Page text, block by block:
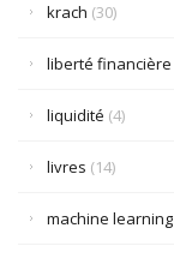
krach (30)
liberté financière
liquidité (4)
livres (14)
machine learning